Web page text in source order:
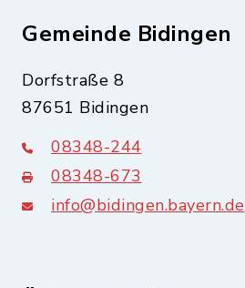
Gemeinde Bidingen
Dorfstraße 8
87651 Bidingen
08348-244
08348-673
info@bidingen.bayern.de